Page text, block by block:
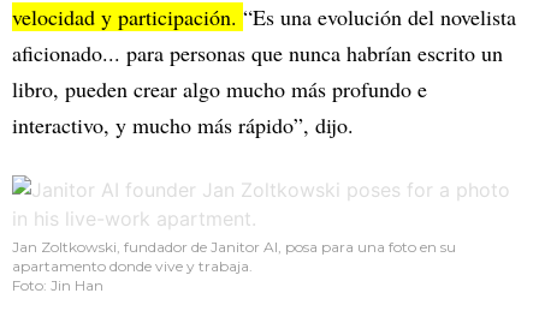
velocidad y participación. “Es una evolución del novelista
aficionado... para personas que nunca habrían escrito un
libro, pueden crear algo mucho más profundo e
interactivo, y mucho más rápido”, dijo.
Jan Zoltkowski, fundador de Janitor AI, posa para una foto en su
apartamento donde vive y trabaja.
Foto: Jin Han